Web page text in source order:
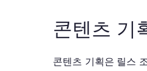
콘텐츠 기
콘텐츠 기획은 릴스